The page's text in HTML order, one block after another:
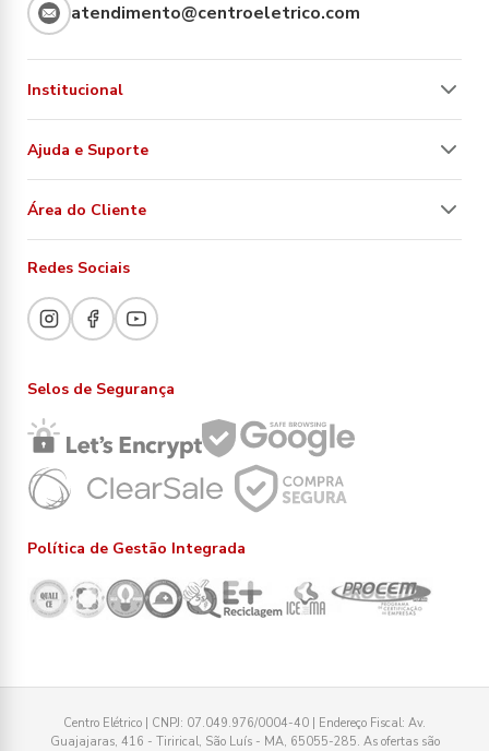
atendimento@centroeletrico.com
Institucional
Ajuda e Suporte
Área do Cliente
Redes Sociais
Selos de Segurança
Política de Gestão Integrada
Centro Elétrico | CNPJ: 07.049.976/0004-40 | Endereço Fiscal: Av.
Guajajaras, 416 - Tirirical, São Luís - MA, 65055-285. As ofertas são